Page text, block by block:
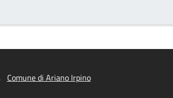
Comune di Ariano Irpino